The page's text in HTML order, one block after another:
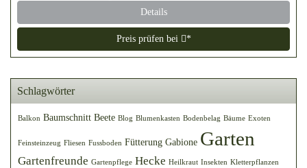
Details
Preis prüfen bei *
Schlagwörter
Balkon Baumschnitt Beete Blog Blumenkasten Bodenbelag Bäume Exoten
Feinsteinzeug Fliesen Fussboden Fütterung Gabione Garten
Gartenfreunde Gartenpflege Hecke Heilkraut Insekten Kletterpflanzen